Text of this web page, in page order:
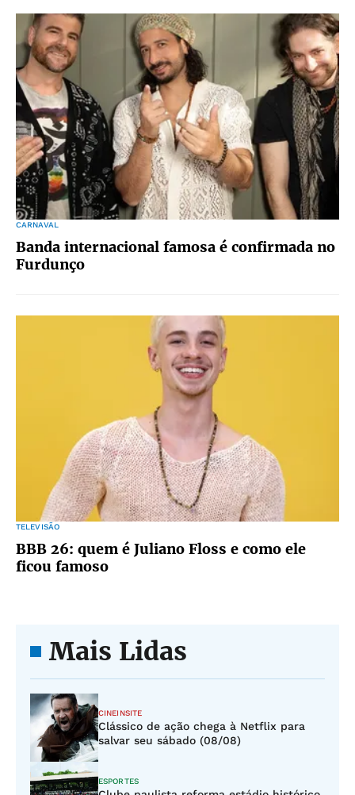
CARNAVAL
Banda internacional famosa é confirmada no
Furdunço
TELEVISÃO
BBB 26: quem é Juliano Floss e como ele
ficou famoso
Mais Lidas
CINEINSITE
Clássico de ação chega à Netflix para
salvar seu sábado (08/08)
ESPORTES